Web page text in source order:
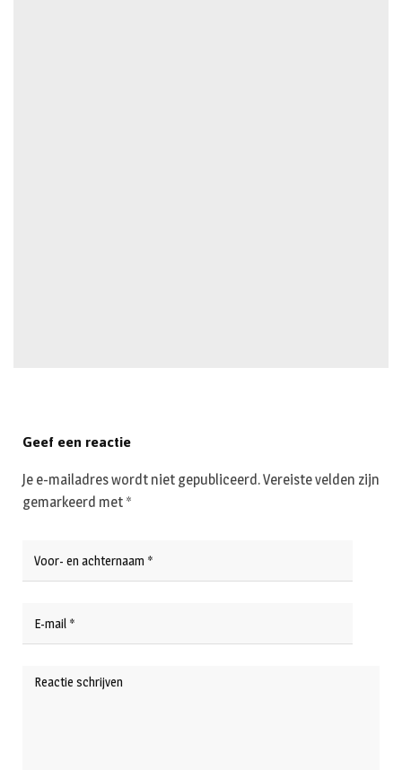
Geef een reactie
Je e-mailadres wordt niet gepubliceerd.Vereiste velden zijn
gemarkeerd met *